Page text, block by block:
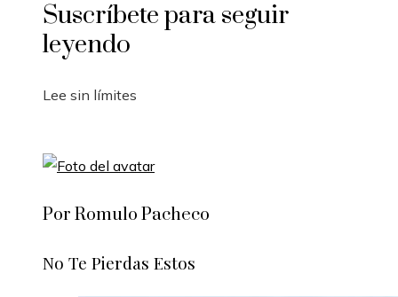
Suscríbete para seguir
leyendo
Lee sin límites
Por Romulo Pacheco
No Te Pierdas Estos